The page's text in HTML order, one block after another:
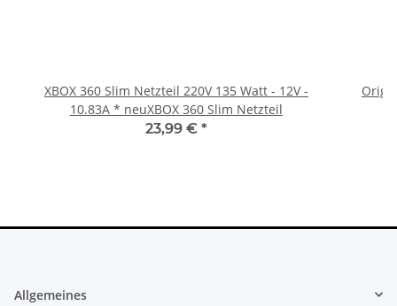
XBOX 360 Slim Netzteil 220V 135 Watt - 12V -
10.83A * neuXBOX 360 Slim Netzteil
23,99 € *
Allgemeines